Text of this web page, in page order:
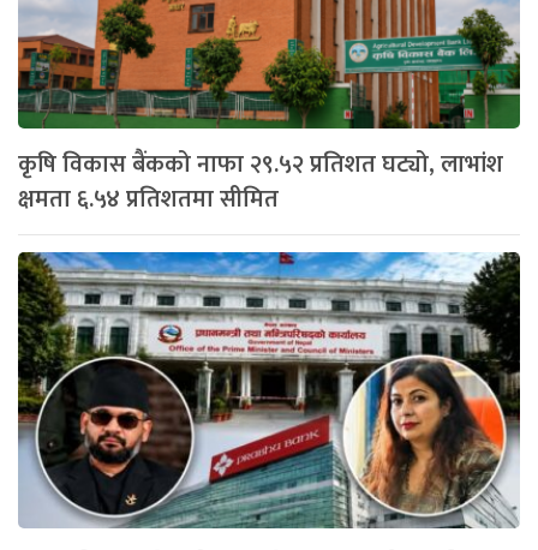
कृषि विकास बैंकको नाफा २९.५२ प्रतिशत घट्यो, लाभांश
क्षमता ६.५४ प्रतिशतमा सीमित